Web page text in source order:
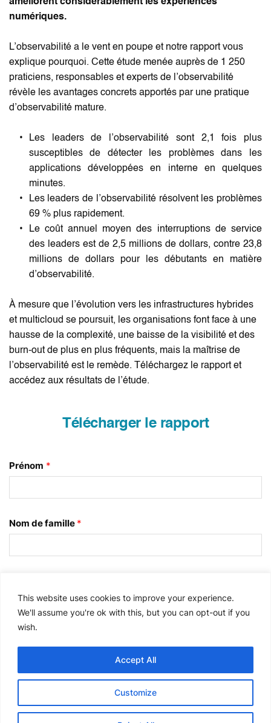
This website uses cookies to improve your experience.
We'll assume you're ok with this, but you can opt-out if you
wish.
Customize
Accept All
numériques.
L’observabilité a le vent en poupe et notre rapport vous
explique pourquoi. Cette étude menée auprès de 1 250
praticiens, responsables et experts de l’observabilité
révèle les avantages concrets apportés par une pratique
d’observabilité mature.
Les leaders de l’observabilité sont 2,1 fois plus
susceptibles de détecter les problèmes dans les
applications développées en interne en quelques
minutes.
Les leaders de l’observabilité résolvent les problèmes
69 % plus rapidement.
Le coût annuel moyen des interruptions de service
des leaders est de 2,5 millions de dollars, contre 23,8
millions de dollars pour les débutants en matière
d’observabilité.
À mesure que l’évolution vers les infrastructures hybrides
et multicloud se poursuit, les organisations font face à une
hausse de la complexité, une baisse de la visibilité et des
burn-out de plus en plus fréquents, mais la maîtrise de
l’observabilité est le remède. Téléchargez le rapport et
accédez aux résultats de l’étude.
Télécharger le rapport
Prénom *
Nom de famille *
site web de Splunk
Please
this